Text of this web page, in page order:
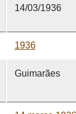
14/03/1936
1936
Guimarães